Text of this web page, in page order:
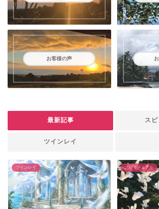
お客様の声
最新記事 ス
ツインレイ
ツインレイ スピリチュアル